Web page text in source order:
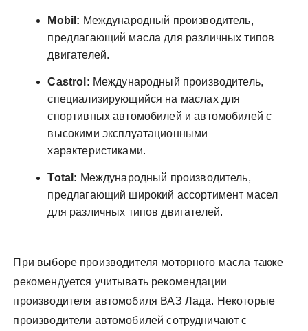
Mobil: Международный производитель,
предлагающий масла для различных типов
двигателей.
Castrol: Международный производитель,
специализирующийся на маслах для
спортивных автомобилей и автомобилей с
высокими эксплуатационными
характеристиками.
Total: Международный производитель,
предлагающий широкий ассортимент масел
для различных типов двигателей.
При выборе производителя моторного масла также
рекомендуется учитывать рекомендации
производителя автомобиля ВАЗ Лада. Некоторые
производители автомобилей сотрудничают с